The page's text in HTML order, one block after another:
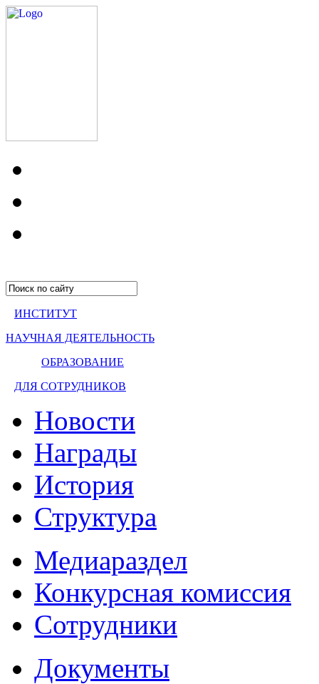
ИНСТИТУТ
НАУЧНАЯ ДЕЯТЕЛЬНОСТЬ
ОБРАЗОВАНИЕ
ДЛЯ СОТРУДНИКОВ
Новости
Награды
История
Структура
Медиараздел
Конкурсная комиссия
Сотрудники
Документы